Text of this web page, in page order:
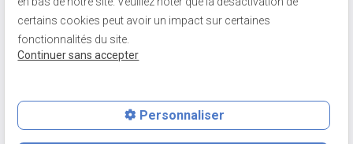
Mentions légales
Politique de
certains cookies peut avoir un impact sur certaines
fonctionnalités du site.
Continuer sans accepter
Personnaliser